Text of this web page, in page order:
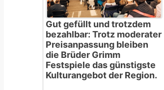
Gut gefüllt und trotzdem
bezahlbar: Trotz moderater
Preisanpassung bleiben
die Brüder Grimm
Festspiele das günstigste
Kulturangebot der Region.